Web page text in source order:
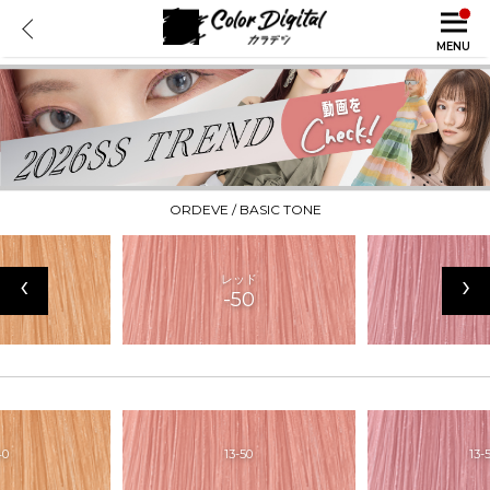
MENU
ORDEVE / BASIC TONE
›
‹ レッド
-50
ピ
13-50 13-